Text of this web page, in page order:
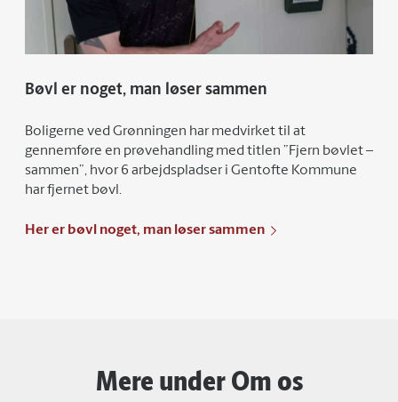
Bøvl er noget, man løser sammen
Boligerne ved Grønningen har medvirket til at
gennemføre en prøvehandling med titlen ”Fjern bøvlet –
sammen”, hvor 6 arbejdspladser i Gentofte Kommune
har fjernet bøvl.
Her er bøvl noget, man løser sammen
Mere under Om os